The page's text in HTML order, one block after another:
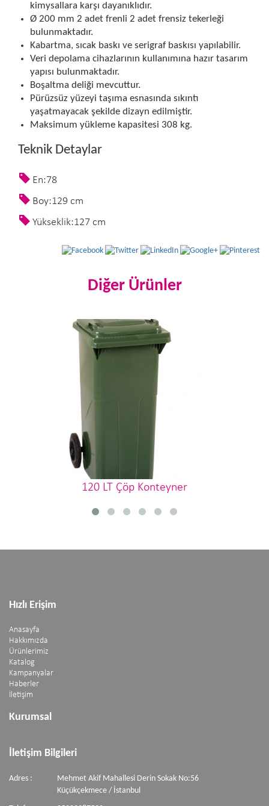
kimysallara karşı dayanıklıdır.
Ø 200 mm 2 adet frenli 2 adet frensiz tekerleği
bulunmaktadır.
Kabartma, sıcak baskı ve serigraf baskısı yapılabilir.
Veri depolama cihazlarının kullanımına hazır tasarım
yapısı bulunmaktadır.
Boşaltma deliği mevcuttur.
Pürüzsüz yüzeyi taşıma esnasında sıkıntı
yaşatmayacak şekilde dizayn edilmiştir.
Maksimum yükleme kapasitesi 308 kg.
Teknik Detaylar
En:78
Boy:129 cm
Yükseklik:127 cm
Diğer Ürünler
120 LT Çöp Konteyner
Hızlı Erişim
Anasayfa
Hakkımızda
Ürünlerimiz
Katalog
Kampanyalar
Haberler
İletişim
Kurumsal
İletişim Bilgileri
Adres :
Mehmet Akif Mahallesi Derin Sokak No:56
Küçükçekmece / İstanbul